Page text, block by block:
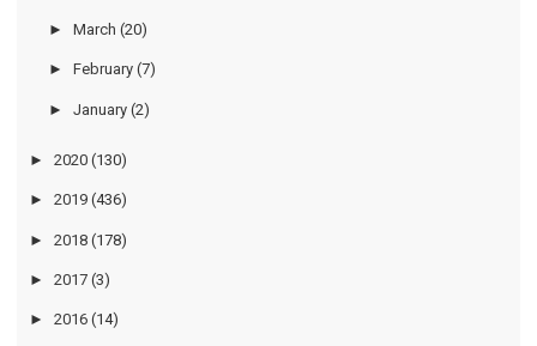
► March (20)
► February (7)
► January (2)
► 2020 (130)
► 2019 (436)
► 2018 (178)
► 2017 (3)
► 2016 (14)